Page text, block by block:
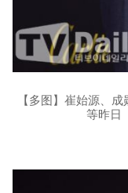
【多图】崔始源、
等昨日